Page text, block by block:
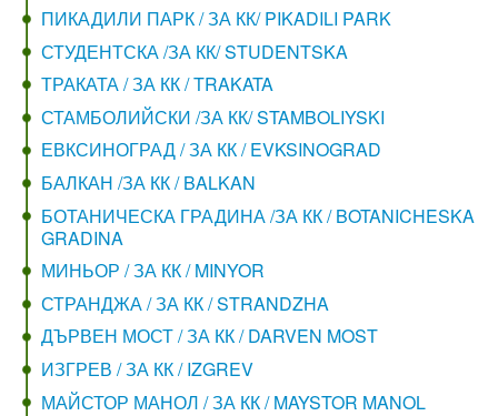
ПИКАДИЛИ ПАРК / ЗА КК/ PIKADILI PARK
СТУДЕНТСКА /ЗА КК/ STUDENTSKA
ТРАКАТА / ЗА КК / TRAKATA
СТАМБОЛИЙСКИ /ЗА КК/ STAMBOLIYSKI
ЕВКСИНОГРАД / ЗА КК / EVKSINOGRAD
БАЛКАН /ЗА КК / BALKAN
БОТАНИЧЕСКА ГРАДИНА /ЗА КК / BOTANICHESKA
GRADINA
МИНЬОР / ЗА КК / MINYOR
СТРАНДЖА / ЗА КК / STRANDZHA
ДЪРВЕН МОСТ / ЗА КК / DARVEN MOST
ИЗГРЕВ / ЗА КК / IZGREV
МАЙСТОР МАНОЛ / ЗА КК / MAYSTOR MANOL